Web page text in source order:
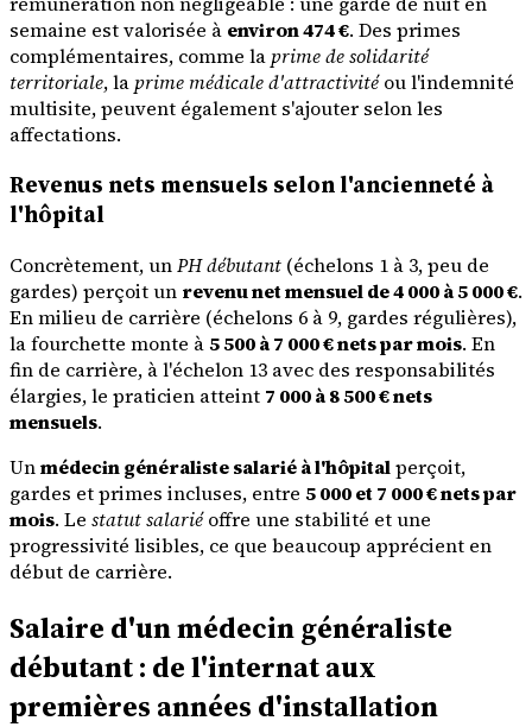
semaine est valorisée à environ 474 €. Des primes
complémentaires, comme la prime de solidarité
territoriale, la prime médicale d'attractivitéou l'indemnité
multisite, peuvent également s'ajouter selon les
affectations.
Revenus nets mensuels selon l'ancienneté à
l'hôpital
Concrètement, unPH débutant (échelons 1 à 3, peu de
gardes) perçoit un revenu net mensuel de 4 000 à 5 000 €.
En milieu de carrière (échelons 6 à 9, gardes régulières),
la fourchette monte à5 500 à 7 000 € nets par mois. En
fin de carrière, à l'échelon 13 avec des responsabilités
élargies, le praticien atteint 7 000 à 8 500 € nets
mensuels.
Unmédecin généraliste salarié à l'hôpitalperçoit,
gardes et primes incluses, entre 5 000 et 7 000 € nets par
mois. Le statut salariéoffre une stabilité et une
progressivité lisibles, ce que beaucoup apprécient en
début de carrière.
Salaire d'un médecin généraliste
débutant : de l'internat aux
premières années d'installation